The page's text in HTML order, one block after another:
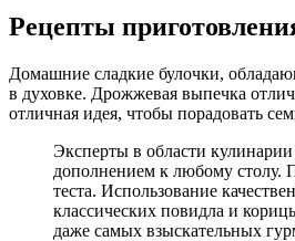
Рецепты
Домашние сладкие булочки,
в духовке. Дрожжевая выпечка
отличная идея, чтобы порадовать
Эксперты в области
дополнением к любому столу.
теста. Использование
классических повидла и
даже самых взыскательных